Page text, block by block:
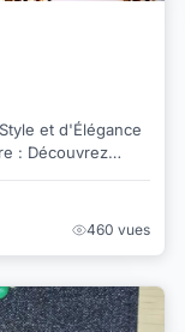
et d'Élégance
: Découvrez
460 vues